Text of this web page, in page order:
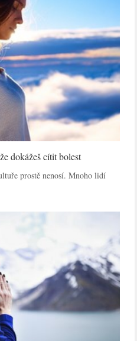
dokážeš cítit bolest
prostě nenosí. Mnoho lidí